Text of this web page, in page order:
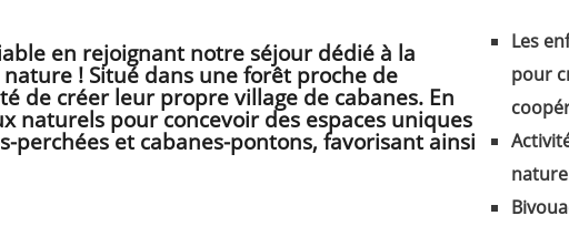
en rejoignant notre séjour dédié à la
! Situé dans une forêt proche de
de créer leur propre village de cabanes. En
naturels pour concevoir des espaces uniques
perchées et cabanes-pontons, favorisant ainsi
Les
pour